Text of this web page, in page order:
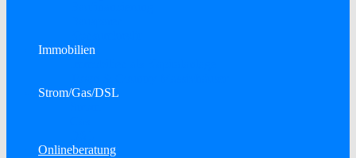
Immobilien
Strom/Gas/DSL
Onlineberatung